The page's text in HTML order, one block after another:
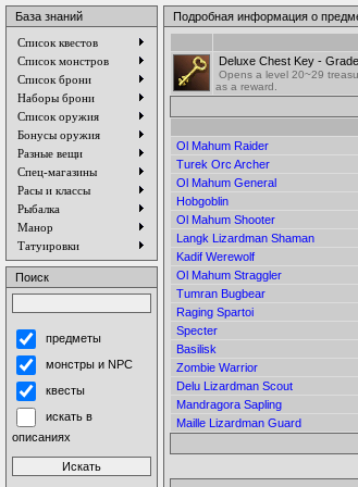
База знаний
Список квестов
Список монстров
Список брони
Наборы брони
Список оружия
Бонусы оружия
Разные вещи
Спец-магазины
Расы и классы
Рыбалка
Манор
Татуировки
Поиск
предметы
монстры и NPC
квесты
искать в
описаниях
Подробная информация о
Deluxe Chest Key -
Opens a level 20~29
as a reward.
Ol Mahum Raider
Turek Orc Archer
Ol Mahum General
Hobgoblin
Ol Mahum Shooter
Langk Lizardman Shaman
Kadif Werewolf
Ol Mahum Straggler
Tumran Bugbear
Raging Spartoi
Specter
Basilisk
Zombie Warrior
Delu Lizardman Scout
Mandragora Sapling
Maille Lizardman Guard